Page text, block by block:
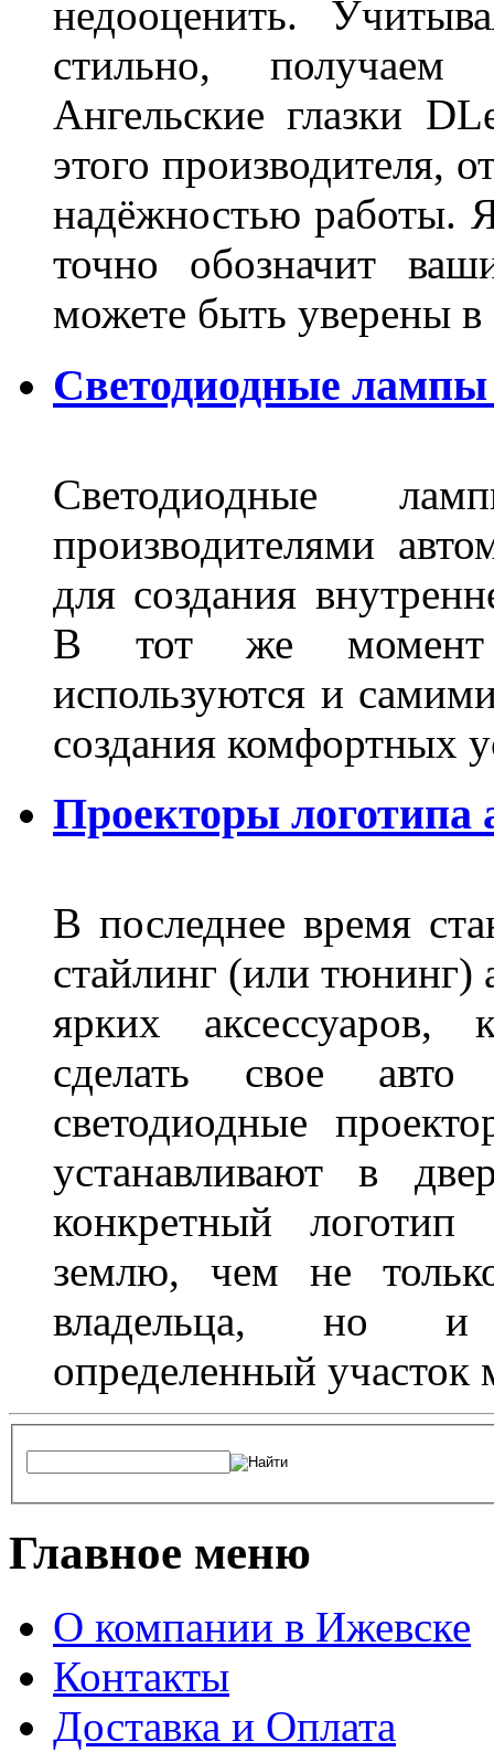
недооценить.
стильно,
Ангельские глазки
этого производителя,
надёжностью работы.
точно обозначит
можете быть уверены
Светодиодные
Светодиодные
производителями
для создания
В тот же момент
используются и
создания комфортных
Проекторы логотипа
В последнее время
стайлинг (или тюнинг)
ярких аксессуаров,
сделать свое
светодиодные
устанавливают в
конкретный логотип
землю, чем не
владельца, но и
определенный участок
Главное меню
О компании в Ижевске
Контакты
Доставка и Оплата